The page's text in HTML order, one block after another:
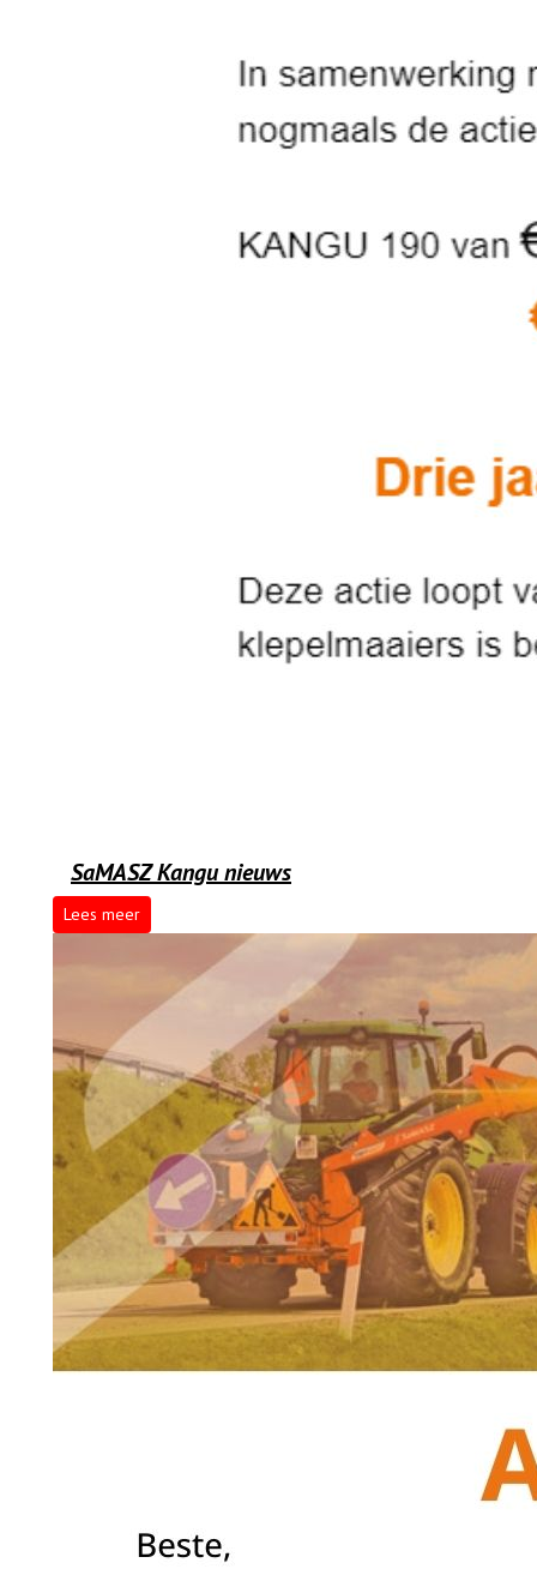
SaMASZ Kangu nieuws
Lees meer